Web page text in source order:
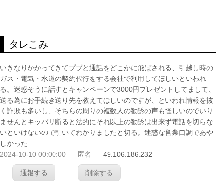
タレこみ
いきなりかかってきてププと通話をどこかに飛ばされる、引越し時の
ガス・電気・水道の契約代行をする会社で利用してほしいといわれ
る。迷惑そうに話すとキャンペーンで3000円プレゼントしてまして、
送る為にお手続き送り先を教えてほしいのですが、といわれ情報を抜
く詐欺も多いし、そちらの周りの複数人の勧誘の声も怪しいのでいり
ませんとキッパリ断ると法的にそれ以上の勧誘は出来ず電話を切らな
いといけないので引いてわかりましたと切る。迷惑な営業口調であや
しかった
2024-10-10 00:00:00
匿名 49.106.186.232
通報する 削除する